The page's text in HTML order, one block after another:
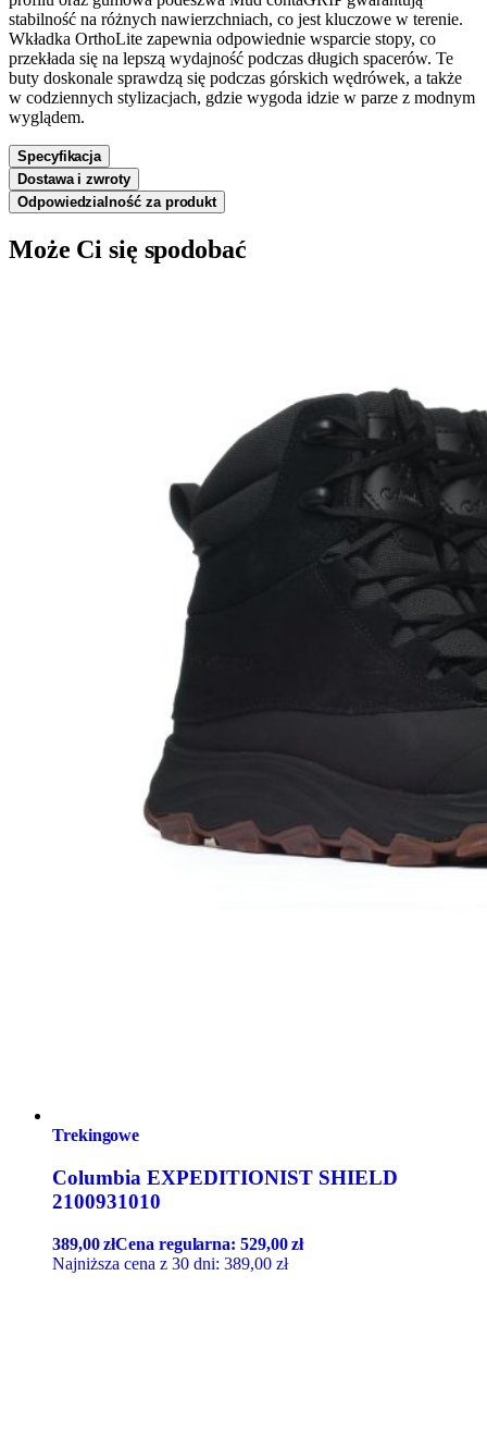
stabilność na różnych nawierzchniach, co jest kluczowe w terenie.
Wkładka OrthoLite zapewnia odpowiednie wsparcie stopy, co
przekłada się na lepszą wydajność podczas długich spacerów. Te
buty doskonale sprawdzą się podczas górskich wędrówek, a także
w codziennych stylizacjach, gdzie wygoda idzie w parze z modnym
wyglądem.
Specyfikacja
Dostawa i zwroty
Odpowiedzialność za produkt
Może Ci się spodobać
Trekingowe
Columbia EXPEDITIONIST SHIELD
2100931010
389,00złCena regularna:529,00zł
Najniższa cena z 30 dni: 389,00 zł